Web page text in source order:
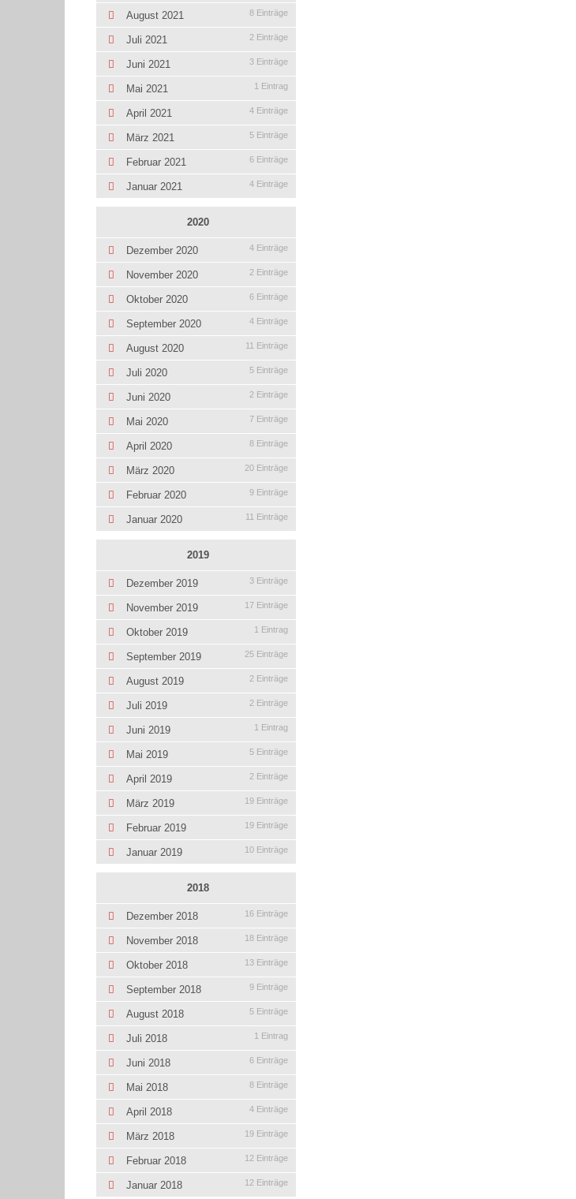
August 2021 8 Einträge
Juli 2021 2 Einträge
Juni 2021 3 Einträge
Mai 2021 1 Eintrag
April 2021 4 Einträge
März 2021 5 Einträge
Februar 2021 6 Einträge
Januar 2021 4 Einträge
2020
Dezember 2020 4 Einträge
November 2020 2 Einträge
Oktober 2020 6 Einträge
September 2020 4 Einträge
August 2020 11 Einträge
Juli 2020 5 Einträge
Juni 2020 2 Einträge
Mai 2020 7 Einträge
April 2020 8 Einträge
März 2020 20 Einträge
Februar 2020 9 Einträge
Januar 2020 11 Einträge
2019
Dezember 2019 3 Einträge
November 2019 17 Einträge
Oktober 2019 1 Eintrag
September 2019 25 Einträge
August 2019 2 Einträge
Juli 2019 2 Einträge
Juni 2019 1 Eintrag
Mai 2019 5 Einträge
April 2019 2 Einträge
März 2019 19 Einträge
Februar 2019 19 Einträge
Januar 2019 10 Einträge
2018
Dezember 2018 16 Einträge
November 2018 18 Einträge
Oktober 2018 13 Einträge
September 2018 9 Einträge
August 2018 5 Einträge
Juli 2018 1 Eintrag
Juni 2018 6 Einträge
Mai 2018 8 Einträge
April 2018 4 Einträge
März 2018 19 Einträge
Februar 2018 12 Einträge
Januar 2018 12 Einträge